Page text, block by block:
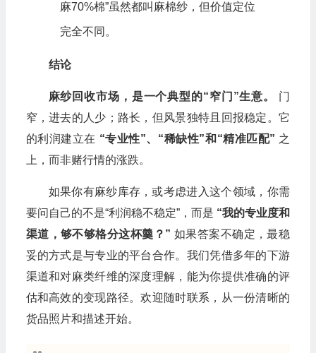
麻70%棉”虽然都叫麻棉纱，但价值定位
完全不同。
结论
麻纱回收市场，是一个典型的“窄门”生意。
门
窄，进去的人少；路长，但风景独特且回报稳定。它
的利润建立在 “专业性”、“稀缺性”和“精准匹配” 之
上，而非赌行情的涨跌。
如果你有麻纱库存，或考虑进入这个领域，你需
要问自己的不是“利润稳不稳定”，而是 “我的专业度和
渠道，够不够格分这杯羹？” 如果答案不确定，最稳
妥的方式是与专业的平台合作。我们凭借多年的下游
渠道和对麻类纤维的深度理解，能为你提供准确的评
估和高效的变现路径。欢迎随时联系，从一份清晰的
货品照片和描述开始。